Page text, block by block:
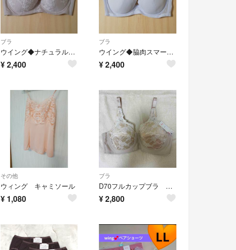
ブラ
ウイング◆ナチュラルアップブラ◆D75
¥2,400
ブラ
ウイング◆脇肉スマートブラ◆D75
¥2,400
その他
ウィング キャミソール
¥ 1,080
ブラ
D70フルカップブラ 肌あたりがやさしい ウイング／ワコール NB2703 BR
¥2,800